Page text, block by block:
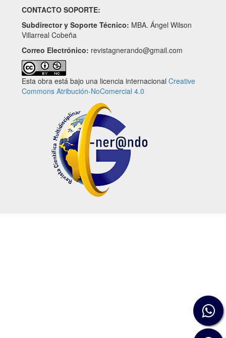
CONTACTO SOPORTE:
Subdirector y Soporte Técnico: MBA. Ángel Wilson
Villarreal Cobeña
Correo Electrónico: revistagnerando@gmail.com
Esta obra está bajo una licencia internacional Creative
Commons Atribución-NoComercial 4.0